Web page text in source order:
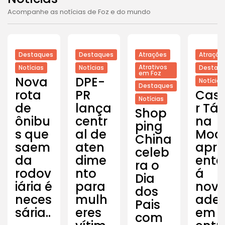
Acompanhe as notícias de Foz e do mundo
Destaques
Notícias
Nova
rota
de
ônibu
s que
saem
da
rodov
iária é
neces
sária..
Destaques
Notícias
DPE-
PR
lança
centr
al de
aten
dime
nto
para
mulh
eres
Atrações
Atrativos
em Foz
Destaques
Notícias
Shop
ping
China
celeb
ra o
Dia
dos
Pais
com
Notícias
r Tá
na
á
em